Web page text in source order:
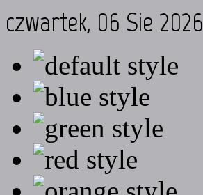
czwartek, 06 Sie 2026